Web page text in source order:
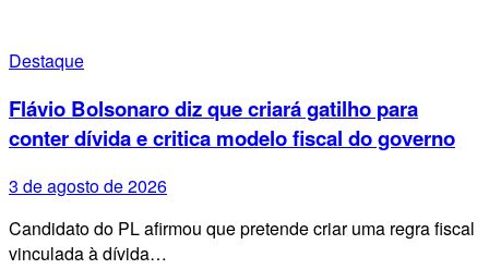
Destaque
Flávio Bolsonaro diz que criará gatilho para
conter dívida e critica modelo fiscal do governo
3 de agosto de 2026
Candidato do PL afirmou que pretende criar uma regra fiscal
vinculada à dívida…